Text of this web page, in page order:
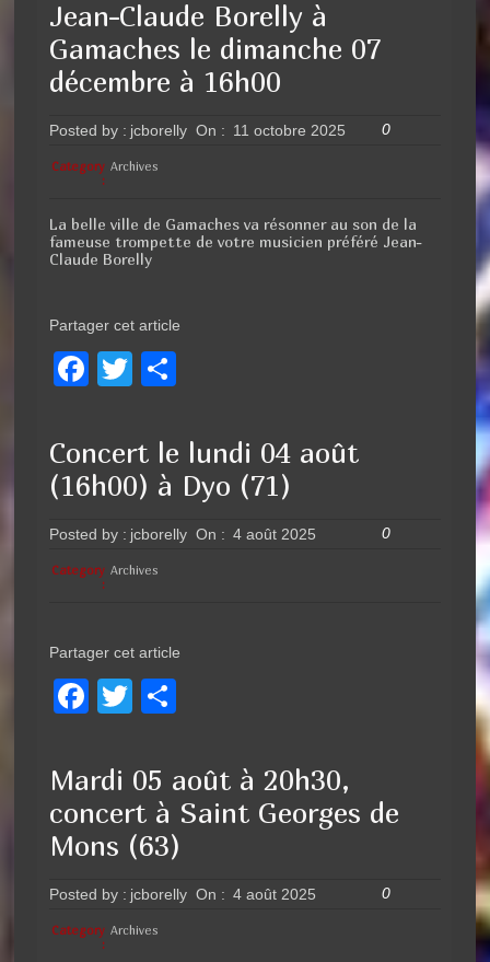
e
b
o
k
er g
er
Jean-Claude Borelly à
Gamaches le dimanche 07
décembre à 16h00
Posted by : jcborelly On : 11 octobre 2025 0
Category
:
Archives
La belle ville de Gamaches va résonner au son de la
fameuse trompette de votre musicien préféré Jean-
Claude Borelly
Partager cet article
F
c
e
b
o
o
T
tt
er
ta
g
er
Concert le lundi 04 août
(16h00) à Dyo (71)
Posted by : jcborelly On : 4 août 2025 0
Category
:
Archives
Partager cet article
F
c
e
b
o
k
T
tt
er
ta
g
er
Mardi 05 août à 20h30,
concert à Saint Georges de
Mons (63)
Posted by : jcborelly On : 4 août 2025 0
Category
:
Archives